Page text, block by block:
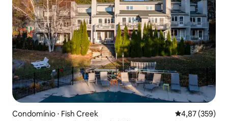
Condomínio ⋅ Fish Creek 4,87 de uma
4,87 (359)